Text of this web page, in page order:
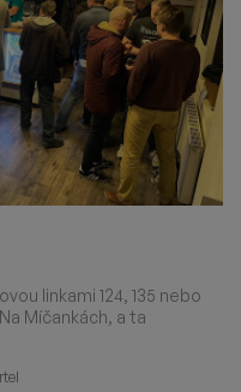
linkami 124, 135 nebo
Míčankách, a ta